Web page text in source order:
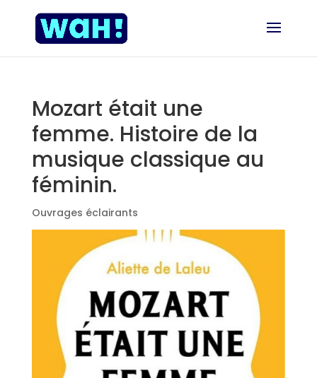
Mozart était une
femme. Histoire de la
musique classique au
féminin.
Ouvrages éclairants